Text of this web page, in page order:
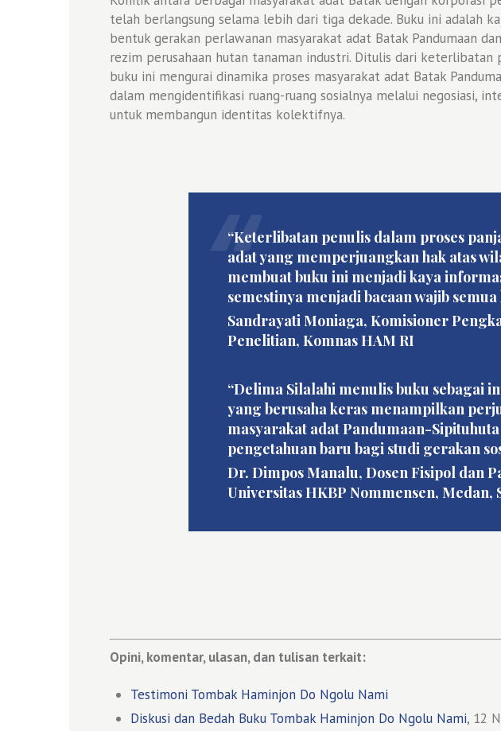
telah berlangsung selama lebih dari tiga dekade. Buku ini adalah
bentuk gerakan perlawanan masyarakat adat Batak Pandumaan
rezim perusahaan hutan tanaman industri. Ditulis dari keterlibatan
buku ini mengurai dinamika proses masyarakat adat Batak
dalam mengidentifikasi ruang-ruang sosialnya melalui negosiasi,
untuk membangun identitas kolektifnya.
“Keterlibatan penulis dalam proses
adat yang memperjuangkan hak atas
membuat buku ini menjadi kaya
semestinya menjadi bacaan wajib
Sandrayati Moniaga, Komisioner
Penelitian, Komnas HAM RI
“Delima Silalahi menulis buku sebagai
yang berusaha keras menampilkan
masyarakat adat Pandumaan-
pengetahuan baru bagi studi gerakan
Dr. Dimpos Manalu, Dosen Fisipol dan
Universitas HKBP Nommensen, Medan,
Opini, komentar, ulasan, dan tulisan terkait:
Testimoni Tombak Haminjon Do Ngolu Nami
Diskusi dan Bedah Buku Tombak Haminjon Do Ngolu Nami, 12